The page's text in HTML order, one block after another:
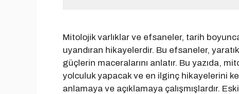
Mitolojik varlıklar ve efsaneler, tarih
uyandıran hikayelerdir. Bu efsaneler,
güçlerin maceralarını anlatır. Bu yazıda,
yolculuk yapacak ve en ilginç hikayelerini
anlamaya ve açıklamaya çalışmışlardır.